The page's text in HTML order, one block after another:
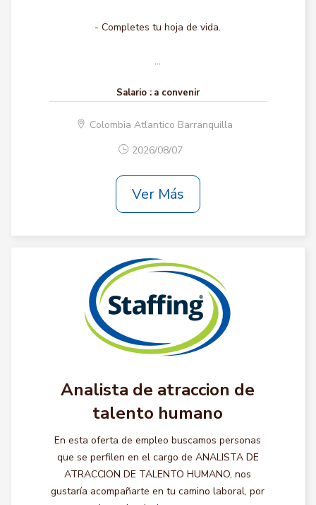
- Completes tu hoja de vida.
...
Salario : a convenir
Colombia Atlantico Barranquilla
2026/08/07
Ver Más
Analista de atraccion de
talento humano
En esta oferta de empleo buscamos personas
que se perfilen en el cargo de ANALISTA DE
ATRACCION DE TALENTO HUMANO, nos
gustaría acompañarte en tu camino laboral, por